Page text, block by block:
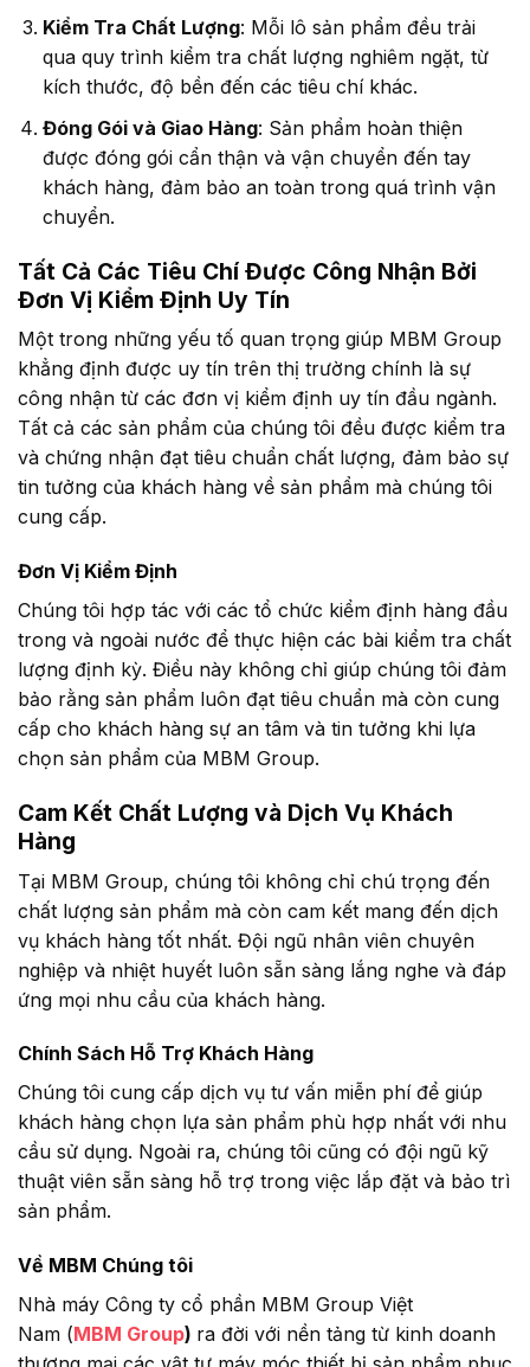
Kiểm Tra Chất Lượng: Mỗi lô sản phẩm đều trải
qua quy trình kiểm tra chất lượng nghiêm ngặt, từ
kích thước, độ bền đến các tiêu chí khác.
Đóng Gói và Giao Hàng: Sản phẩm hoàn thiện
được đóng gói cẩn thận và vận chuyển đến tay
khách hàng, đảm bảo an toàn trong quá trình vận
chuyển.
Tất Cả Các Tiêu Chí Được Công Nhận Bởi
Đơn Vị Kiểm Định Uy Tín
Một trong những yếu tố quan trọng giúp MBM Group
khẳng định được uy tín trên thị trường chính là sự
công nhận từ các đơn vị kiểm định uy tín đầu ngành.
Tất cả các sản phẩm của chúng tôi đều được kiểm tra
và chứng nhận đạt tiêu chuẩn chất lượng, đảm bảo sự
tin tưởng của khách hàng về sản phẩm mà chúng tôi
cung cấp.
Đơn Vị Kiểm Định
Chúng tôi hợp tác với các tổ chức kiểm định hàng đầu
trong và ngoài nước để thực hiện các bài kiểm tra chất
lượng định kỳ. Điều này không chỉ giúp chúng tôi đảm
bảo rằng sản phẩm luôn đạt tiêu chuẩn mà còn cung
cấp cho khách hàng sự an tâm và tin tưởng khi lựa
chọn sản phẩm của MBM Group.
Cam Kết Chất Lượng và Dịch Vụ Khách
Hàng
Tại MBM Group, chúng tôi không chỉ chú trọng đến
chất lượng sản phẩm mà còn cam kết mang đến dịch
vụ khách hàng tốt nhất. Đội ngũ nhân viên chuyên
nghiệp và nhiệt huyết luôn sẵn sàng lắng nghe và đáp
ứng mọi nhu cầu của khách hàng.
Chính Sách Hỗ Trợ Khách Hàng
Chúng tôi cung cấp dịch vụ tư vấn miễn phí để giúp
khách hàng chọn lựa sản phẩm phù hợp nhất với nhu
cầu sử dụng. Ngoài ra, chúng tôi cũng có đội ngũ kỹ
thuật viên sẵn sàng hỗ trợ trong việc lắp đặt và bảo trì
sản phẩm.
Về MBM Chúng tôi
Nhà máy Công ty cổ phần MBM Group Việt
Nam (MBM Group) ra đời với nền tảng từ kinh doanh